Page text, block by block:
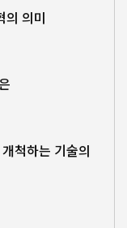
의 의미
척하는 기술의